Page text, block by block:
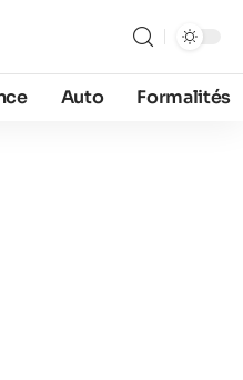
Auto Formalités